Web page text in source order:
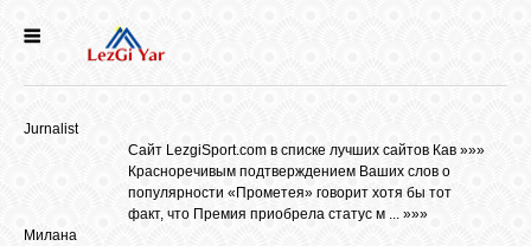
СЕЛА
Jurnalist
Сайт LezgiSport.com в списке лучших сайтов Кав »»»
Красноречивым подтверждением Ваших слов о
популярности «Прометея» говорит хотя бы тот
факт, что Премия приобрела статус м ... »»»
Милана